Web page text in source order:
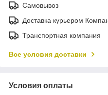
Самовывоз
Доставка курьером
Транспортная компания
Все условия доставки
Условия оплаты